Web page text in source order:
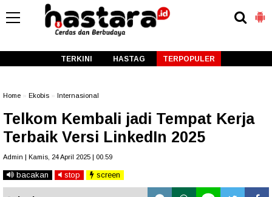
TERKINI HASTAG TERPOPULER
Home Ekobis Internasional
Telkom Kembali jadi Tempat Kerja
Terbaik Versi LinkedIn 2025
Admin | Kamis, 24 April 2025 | 00.59
bacakan stop screen